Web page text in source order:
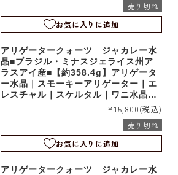
売り切れ
お気に入りに追加
アリゲータークォーツ ジャカレー水
晶■ブラジル・ミナスジェライス州ア
ラスアイ産■【約358.4g】アリゲータ
ー水晶｜スモーキーアリゲーター｜エ
レスチャル｜スケルタル｜ワニ水晶｜r
¥15,800(税込)
売り切れ
お気に入りに追加
アリゲータークォーツ ジャカレー水